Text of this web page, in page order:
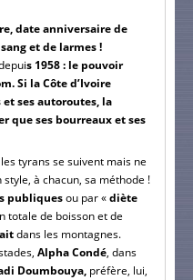
date anniversaire de
et de larmes !
s 1958 : le pouvoir
Si la Côte d’Ivoire
ses autoroutes, la
que ses bourreaux et ses
tyrans se suivent mais ne
à chacun, sa méthode !
publiquesou par «diète
totale de boisson et de
dans les montagnes.
Alpha Condé, dans
Doumbouya, préfère, lui,